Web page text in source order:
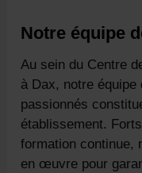
Notre équipe
Au sein du Centre
à Dax, notre
passionnés
établissement.
formation continue,
en œuvre pour